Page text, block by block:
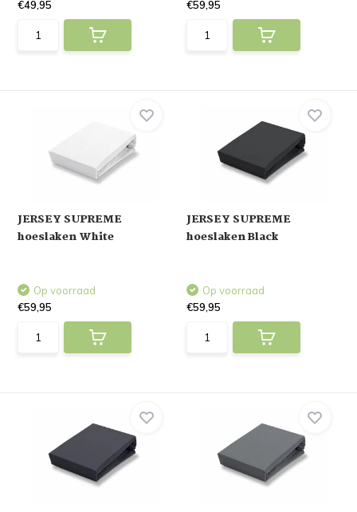
€49,95
€59,95
JERSEY SUPREME
hoeslaken White
Op voorraad
€59,95
JERSEY SUPREME
hoeslaken Black
Op voorraad
€59,95